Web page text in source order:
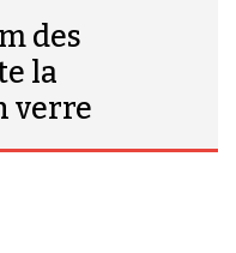
des
la
verre